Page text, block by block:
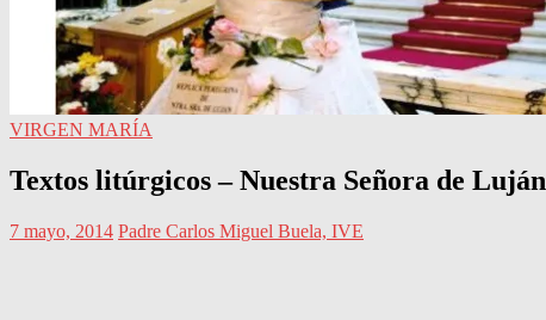
VIRGEN MARÍA
Textos litúrgicos – Nuestra Señora de Luján
7 mayo, 2014 Padre Carlos Miguel Buela, IVE